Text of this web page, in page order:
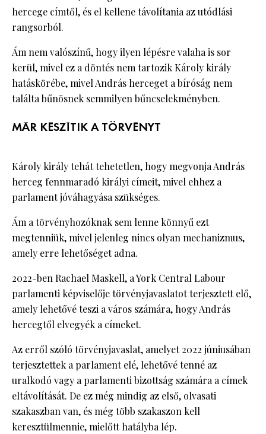
hercege címtől, és el kellene távolítania az utódlási
rangsorból.
Ám nem valószínű, hogy ilyen lépésre valaha is sor
kerül, mivel ez a döntés nem tartozik Károly király
hatáskörébe, mivel András herceget a bíróság nem
találta bűnösnek semmilyen bűncselekményben.
MÁR KÉSZÍTIK A TÖRVÉNYT
Károly király tehát tehetetlen, hogy megvonja András
herceg fennmaradó királyi címeit, mivel ehhez a
parlament jóváhagyása szükséges.
Ám a törvényhozóknak sem lenne könnyű ezt
megtenniük, mivel jelenleg nincs olyan mechanizmus,
amely erre lehetőséget adna.
2022-ben Rachael Maskell, a York Central Labour
parlamenti képviselője törvényjavaslatot terjesztett elő,
amely lehetővé teszi a város számára, hogy András
hercegtől elvegyék a címeket.
Az erről szóló törvényjavaslat, amelyet 2022 júniusában
terjesztettek a parlament elé, lehetővé tenné az
uralkodó vagy a parlamenti bizottság számára a címek
eltávolítását. De ez még mindig az első, olvasati
szakaszban van, és még több szakaszon kell
keresztülmennie, mielőtt hatályba lép.